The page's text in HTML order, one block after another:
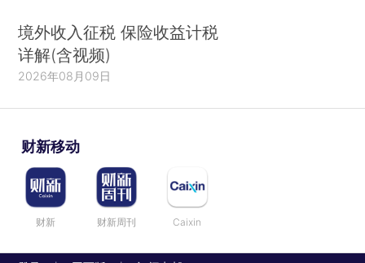
境外收入征税 保险收益计税
详解(含视频)
2026年08月09日
财新移动
财新 财新周刊 Caixin